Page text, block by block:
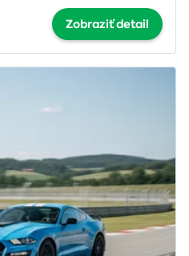
Zobraziť detail